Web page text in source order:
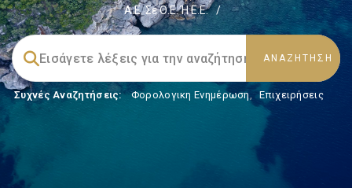
Α.Ε. Σε Ο.Ε. Ή Ε.Ε.
/
Συχνές Αναζητήσεις: Φορολογικη Ενημέρωση, Επιχειρήσεις